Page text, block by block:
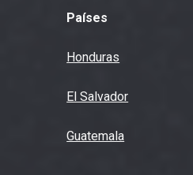
Países
Honduras
El Salvador
Guatemala